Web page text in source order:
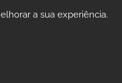
a sua experiência.